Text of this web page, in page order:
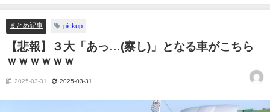
ｗｗｗ
まとめ記事 pickup
【悲報】３大「あっ…(察し)」となる車がこちら
ｗｗｗｗｗｗ
2025-03-31 2025-03-31